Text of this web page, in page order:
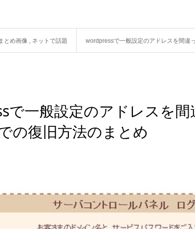
とめ画像 , ネットで話題 wordpressで一般設定のアドレスを間違
で一般設定のアドレスを
の復旧方法のまとめ